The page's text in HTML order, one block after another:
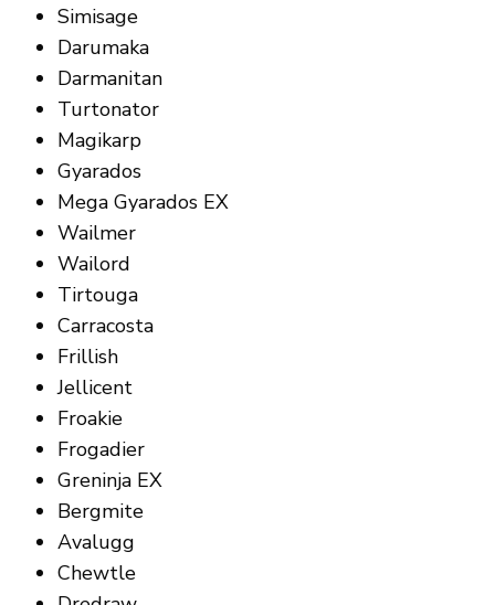
Simisage
Darumaka
Darmanitan
Turtonator
Magikarp
Gyarados
Mega Gyarados EX
Wailmer
Wailord
Tirtouga
Carracosta
Frillish
Jellicent
Froakie
Frogadier
Greninja EX
Bergmite
Avalugg
Chewtle